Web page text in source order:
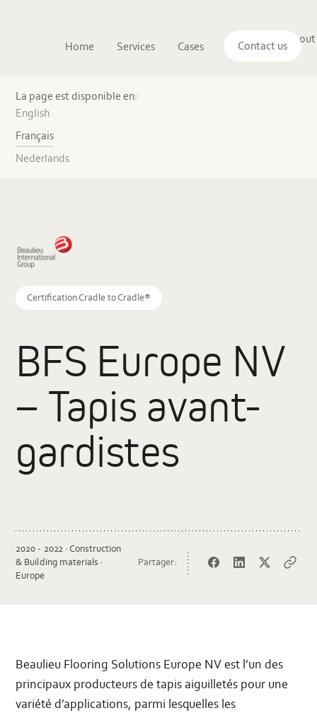
Europe
avant-
gardistes
La page est disponible en:
English
Français
Nederlands
Certification Cradle to Cradle®
BFS Europe NV
– Tapis avant-
gardistes
2020 - 2022 · Construction
& Building materials ·
Europe
Partager: FacebookLinkedInTwitterCopy
Home Services Cases Insights
About
us
Contact us
Beaulieu Flooring Solutions Europe NV est l’un des
principaux producteurs de tapis aiguilletés pour une
variété d’applications, parmi lesquelles les